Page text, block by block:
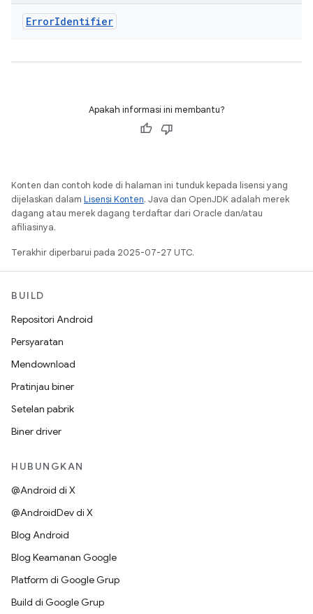
ErrorIdentifier
Apakah informasi ini membantu?
Konten dan contoh kode di halaman ini tunduk kepada lisensi yang
dijelaskan dalam Lisensi Konten. Java dan OpenJDK adalah merek
dagang atau merek dagang terdaftar dari Oracle dan/atau
afiliasinya.
Terakhir diperbarui pada 2025-07-27 UTC.
BUILD
Repositori Android
Persyaratan
Mendownload
Pratinjau biner
Setelan pabrik
Biner driver
HUBUNGKAN
@Android di X
@AndroidDev di X
Blog Android
Blog Keamanan Google
Platform di Google Grup
Build di Google Grup